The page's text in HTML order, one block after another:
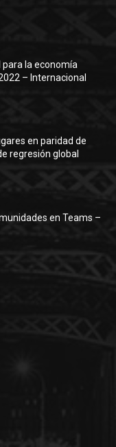
para la economía
– Internacional
en paridad de
regresión global
en Teams –